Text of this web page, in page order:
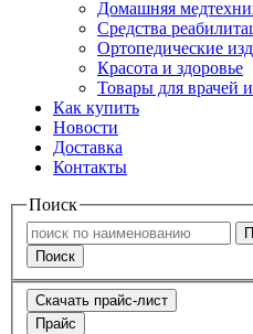
Домашняя
Средства
Ортопедические
Красота и здоровье
Товары для врачей
Как купить
Новости
Доставка
Контакты
Поиск
Поиск
Скачать прайс-лист
Прайс